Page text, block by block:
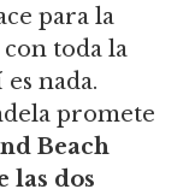
para la
toda la
nada.
promete
Beach
las dos